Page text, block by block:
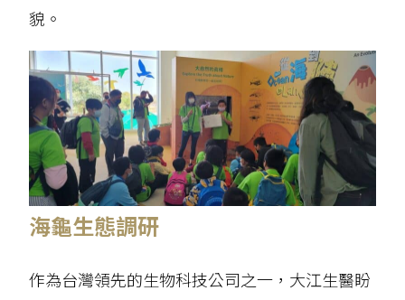
貌。
海龜生態調研
作為台灣領先的生物科技公司之一，大江生醫盼